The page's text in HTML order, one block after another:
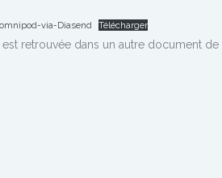
via-Diasend Télécharger
retrouvée dans un autre document de